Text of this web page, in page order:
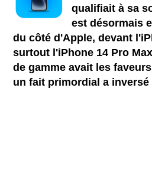
qualifiait à sa
est désormais
du côté d'Apple, devant
surtout l'iPhone 14 Pro
de gamme avait les
un fait primordial a inversé